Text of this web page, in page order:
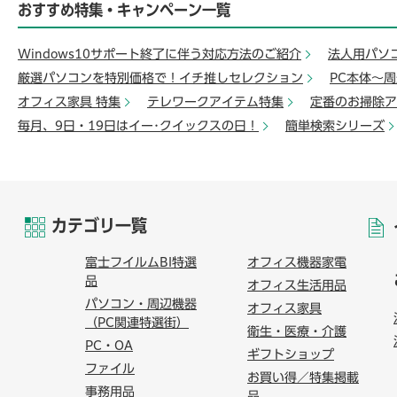
おすすめ特集・キャンペーン一覧
Windows10サポート終了に伴う対応方法のご紹介
法人用パソ
厳選パソコンを特別価格で！イチ推しセレクション
PC本体～
オフィス家具 特集
テレワークアイテム特集
定番のお掃除
毎月、9日・19日はイー･クイックスの日！
簡単検索シリーズ
カテゴリ一覧
富士フイルムBI特選
品
パソコン・周辺機器
（PC関連特選街）
PC・OA
ファイル
事務用品
オフィス機器家電
オフィス生活用品
オフィス家具
衛生・医療・介護
ギフトショップ
お買い得／特集掲載